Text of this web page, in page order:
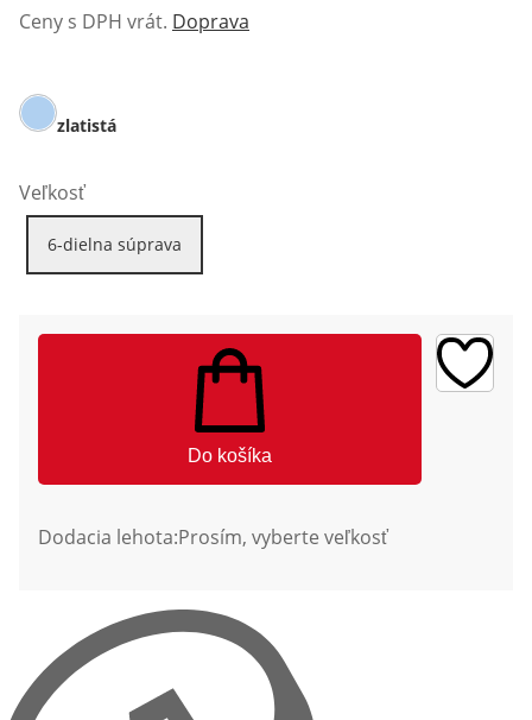
Ceny s DPH vrát. Doprava
zlatistá
Veľkosť
6-dielna súprava
Do košíka
Dodacia lehota:Prosím, vyberte veľkosť